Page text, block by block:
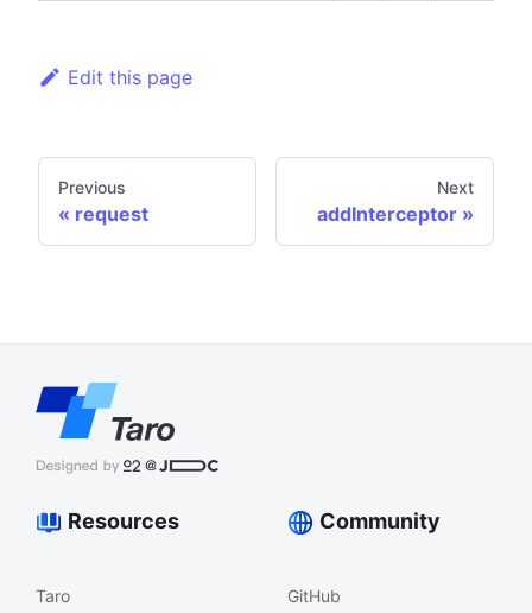
Edit this page
Previous
request
Next
addInterceptor
Resources
Taro
Community
GitHub